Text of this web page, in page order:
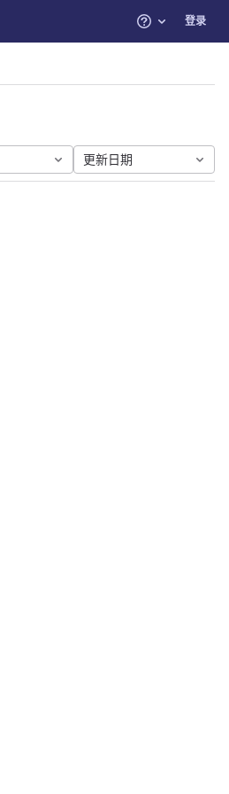
帮助 登录
更新日期